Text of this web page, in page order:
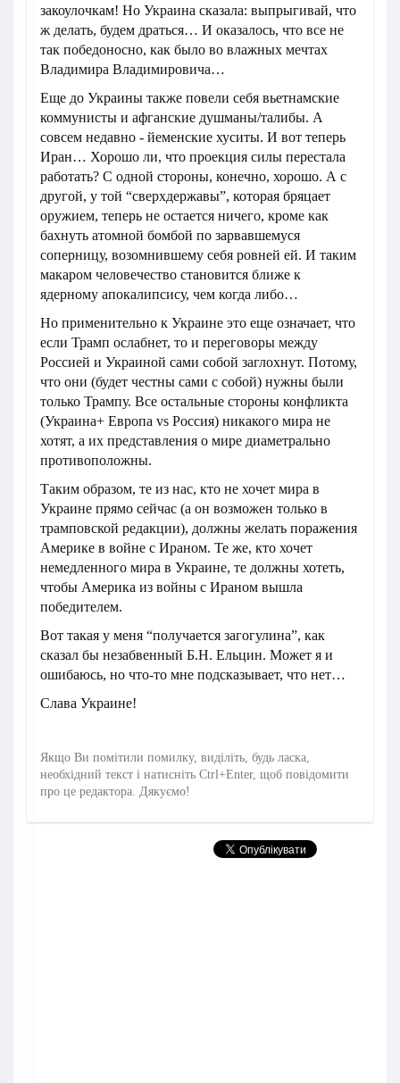
закоулочкам! Но Украина сказала: выпрыгивай, что
ж делать, будем драться… И оказалось, что все не
так победоносно, как было во влажных мечтах
Владимира Владимировича…
Еще до Украины также повели себя вьетнамские
коммунисты и афганские душманы/талибы. А
совсем недавно - йеменские хуситы. И вот теперь
Иран… Хорошо ли, что проекция силы перестала
работать? С одной стороны, конечно, хорошо. А с
другой, у той “сверхдержавы”, которая бряцает
оружием, теперь не остается ничего, кроме как
бахнуть атомной бомбой по зарвавшемуся
соперницу, возомнившему себя ровней ей. И таким
макаром человечество становится ближе к
ядерному апокалипсису, чем когда либо…
Но применительно к Украине это еще означает, что
если Трамп ослабнет, то и переговоры между
Россией и Украиной сами собой заглохнут. Потому,
что они (будет честны сами с собой) нужны были
только Трампу. Все остальные стороны конфликта
(Украина+ Европа vs Россия) никакого мира не
хотят, а их представления о мире диаметрально
противоположны.
Таким образом, те из нас, кто не хочет мира в
Украине прямо сейчас (а он возможен только в
трамповской редакции), должны желать поражения
Америке в войне с Ираном. Те же, кто хочет
немедленного мира в Украине, те должны хотеть,
чтобы Америка из войны с Ираном вышла
победителем.
Вот такая у меня “получается загогулина”, как
сказал бы незабвенный Б.Н. Ельцин. Может я и
ошибаюсь, но что-то мне подсказывает, что нет…
Слава Украине!
Якщо Ви помітили помилку, виділіть, будь ласка,
необхідний текст і натисніть Ctrl+Enter, щоб повідомити
про це редактора. Дякуємо!